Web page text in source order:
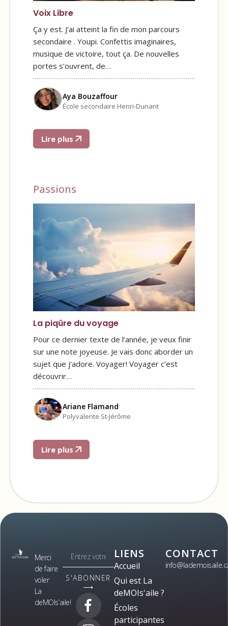
Voix Libre
Ça y est. J’ai atteint la fin de mon parcours
secondaire . Youpi. Confettis imaginaires,
musique de victoire, tout ça. De nouvelles
portes s’ouvrent, de…
Aya Bouzaffour
École secondaire Henri-Dunant
Lire plus
Passions
La piqûre du voyage
Pour ce dernier texte de l’année, je veux finir
sur une note joyeuse. Je vais donc aborder un
sujet que j’adore. Voyager! Voyager c’est
découvrir…
Ariane Flamand
Polyvalente St-Jérôme
Lire plus
Merci
de faire
voler
La
deMOIs’aile!
S'ABONNER
⟶
LIENS
Accueil
Qui est La
deMOIs'aile ?
Écoles
participantes
CONTACT